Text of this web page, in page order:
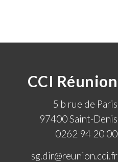
CCI Réunion
5 b rue de Paris
97400 Saint-Denis
0262 94 20 00
sg.dir@reunion.cci.fr